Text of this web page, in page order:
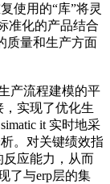
使用的“库”将灵
准化的产品结合
质量和生产方面
产流程建模的平
，实现了优化生
it 实时地采
。对关键绩效指
应能力，从而
了与erp层的集